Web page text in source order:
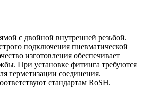
с двойной внутренней резьбой.
подключения пневматической
изготовления обеспечивает
При установке фитинга требуются
герметизации соединения.
стандартам RoSH.